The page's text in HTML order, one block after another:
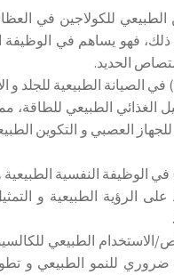
الطبيعي للكولاجين في
ذلك، فهو يساهم في الوظيفة
الحديد.
) في الصيانة الطبيعية للجلد و
الغذائي الطبيعي للطاقة،
في الوظيفة النفسية
الرؤية الطبيعية و
الاستخدام الطبيعي
ضروري للنمو الطبيعي و